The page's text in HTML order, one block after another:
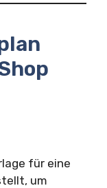
für eine
um